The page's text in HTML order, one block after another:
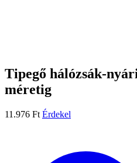
Tipegő hálózsák-
méretig
11.976 Ft Érdekel